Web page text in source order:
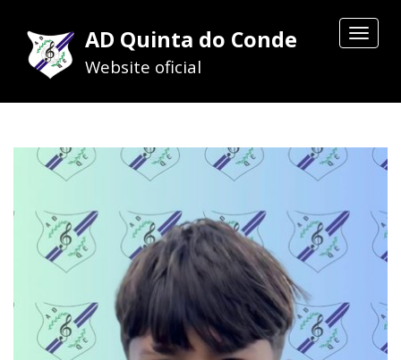
Toggle
AD Quinta do Conde
Website oficial